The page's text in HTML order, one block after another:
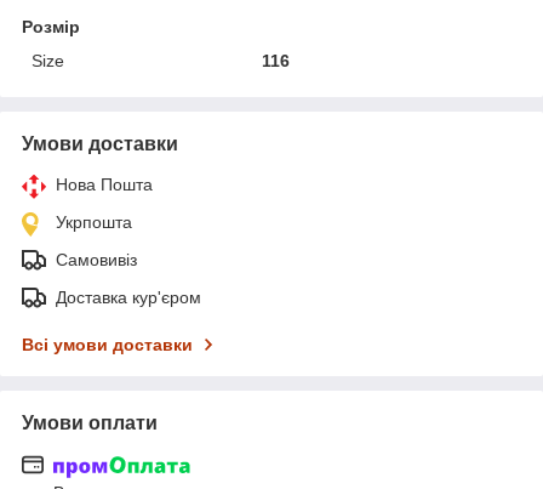
Розмір
Size
116
Умови доставки
Нова Пошта
Укрпошта
Самовивіз
Доставка кур'єром
Всі умови доставки
Умови оплати